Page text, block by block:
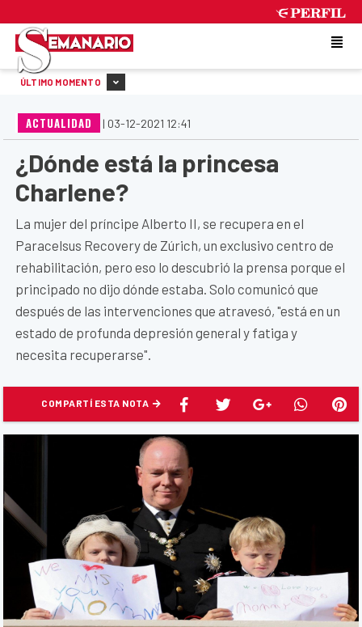
ÚLTIMO MOMENTO
ACTUALIDAD | 03-12-2021 12:41
¿Dónde está la princesa
Charlene?
La mujer del príncipe Alberto II, se recupera en el
Paracelsus Recovery de Zúrich, un exclusivo centro de
rehabilitación, pero eso lo descubrió la prensa porque el
principado no dijo dónde estaba. Solo comunicó que
después de las intervenciones que atravesó, "está en un
estado de profunda depresión general y fatiga y
necesita recuperarse".
COMPARTÍ ESTA NOTA